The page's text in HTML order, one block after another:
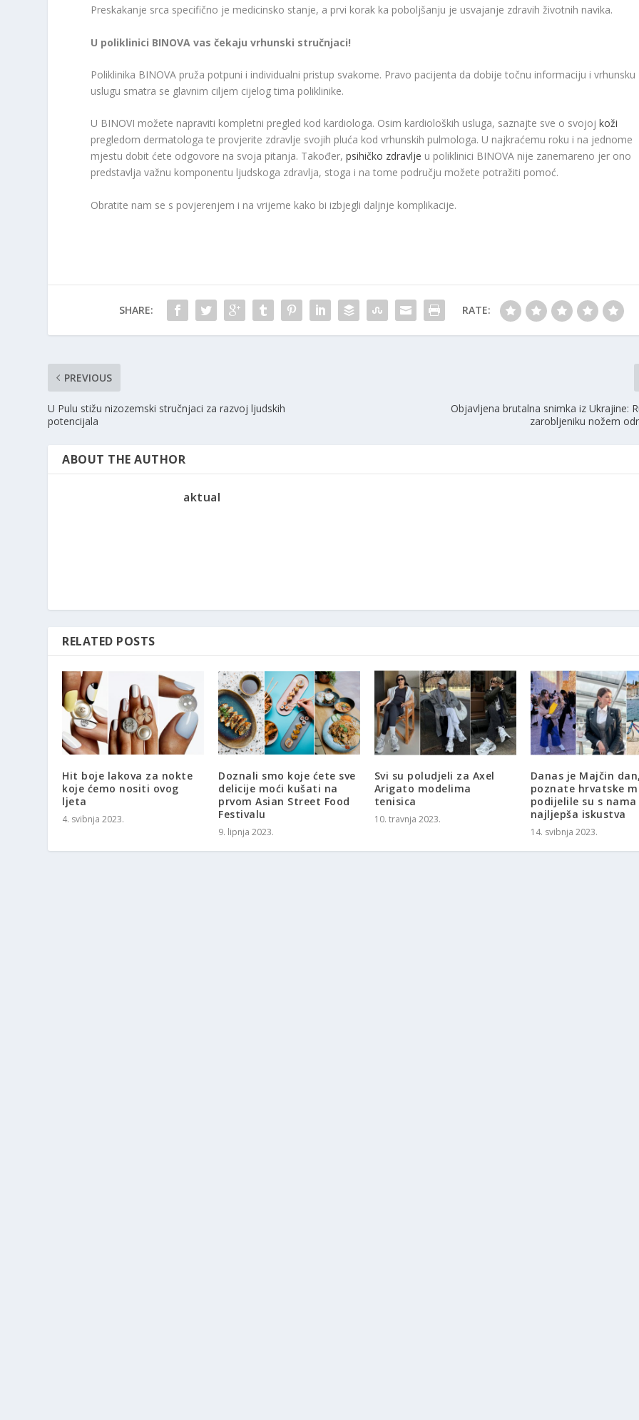
Preskakanje srca specifično je medicinsko stanje, a prvi korak ka poboljšanju je usvajanje zdravih životnih navika.
U poliklinici BINOVA vas čekaju vrhunski stručnjaci!
Poliklinika BINOVA pruža potpuni i individualni pristup svakome. Pravo pacijenta da dobije točnu informaciju i vrhunsku
uslugu smatra se glavnim ciljem cijelog tima poliklinike.
U BINOVI možete napraviti kompletni pregled kod kardiologa. Osim kardioloških usluga, saznajte sve o svojojkoži
pregledom dermatologa te provjerite zdravlje svojih pluća kod vrhunskih pulmologa. U najkraćemu roku i na jednome
mjestu dobit ćete odgovore na svoja pitanja. Također,psihičko zdravlje u poliklinici BINOVA nije zanemareno jer ono
predstavlja važnu komponentu ljudskoga zdravlja, stoga i na tome području možete potražiti pomoć.
Obratite nam se s povjerenjem i na vrijeme kako bi izbjegli daljnje komplikacije.
SHARE: RATE:
PREVIOUS
U Pulu stižu nizozemski stručnjaci za razvoj ljudskih
potencijala
Objavljena brutalna snimka iz Ukrajine:
zarobljeniku nožem
ABOUT THE AUTHOR
aktual
RELATED POSTS
Hit boje lakova za nokte
koje ćemo nositi ovog
ljeta
4. svibnja 2023.
Doznali smo koje ćete sve
delicije moći kušati na
prvom Asian Street Food
Festivalu
9. lipnja 2023.
Svi su poludjeli za Axel
Arigato modelima
tenisica
10. travnja 2023.
Danas je Majčin
poznate hrvatske
podijelile su s nama
najljepša iskustva
14. svibnja 2023.